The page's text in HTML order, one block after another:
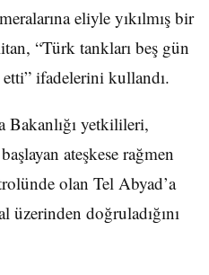
eliyle yıkılmış bir
“Türk tankları beş gün
ifadelerini kullandı.
Bakanlığı yetkilileri,
ateşkese rağmen
olan Tel Abyad’a
üzerinden doğruladığını